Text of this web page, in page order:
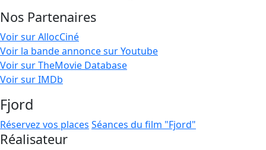
Nos Partenaires
Voir sur AllocCiné
Voir la bande annonce sur Youtube
Voir sur TheMovie Database
Voir sur IMDb
Fjord
Réservez vos places Séances du film "Fjord"
Réalisateur